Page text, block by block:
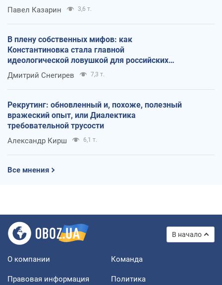
Павел Казарин 3,6 т.
В плену собственных мифов: как
Константиновка стала главной
идеологической ловушкой для российских
оккупантов
Дмитрий Снегирев 7,3 т.
Рекрутинг: обновленный и, похоже, полезный
вражеский опыт, или Диалектика
требовательной трусости
Александр Кирш 6,1 т.
Все мнения
В начало
О компании Команда
Правовая информация Политика